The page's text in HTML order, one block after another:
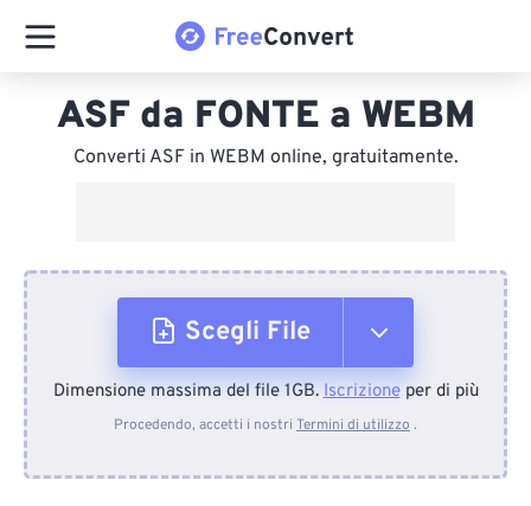
ASF da FONTE a WEBM
Converti ASF in WEBM online, gratuitamente.
Scegli File
Dal dispositivo
Dimensione massima del file 1GB.Iscrizioneper di più
Procedendo, accetti i nostri Termini di utilizzo .